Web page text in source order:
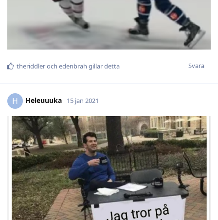
Svara
theriddleroch edenbrah gillar detta
H Heleuuuka 15 jan 2021